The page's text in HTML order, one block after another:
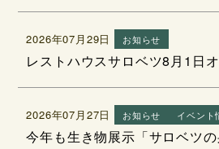
2026年07月29日 お知らせ
レストハウスサロベツ8月1日
2026年07月27日 お知らせ イベント
今年も生き物展示「サロベツの